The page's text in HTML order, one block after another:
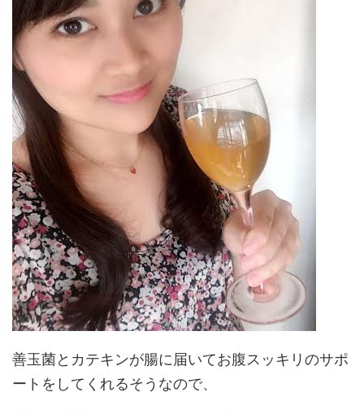
善玉菌とカテキンが腸に届いてお腹スッキリのサポ
ートをしてくれるそうなので、